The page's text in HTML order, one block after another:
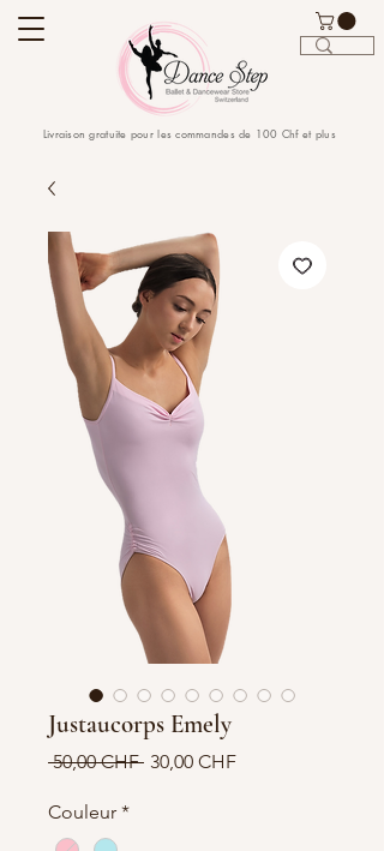
Livraison gratuite pour les commandes de 100 Chf et plus
Justaucorps Emely
50,00 CHF Prix
30,00 CHFPrix
Couleur *